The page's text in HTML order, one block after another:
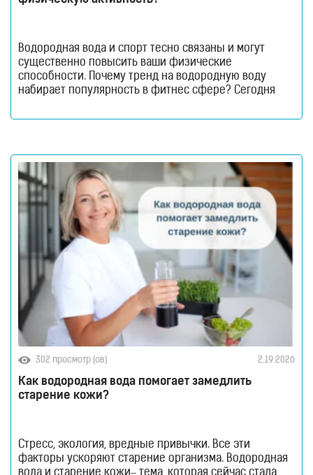
Водородная вода и спорт тесно связаны и могут
существенно повысить ваши физические
способности. Почему тренд на водородную воду
набирает популярность в фитнес сфере? Сегодня
физическую активность? Водородная вода и спорт —
302 просмотр (ов) 2.19.2026
Как водородная вода помогает замедлить
старение кожи?
Стресс, экология, вредные привычки. Все эти
факторы ускоряют старение организма. Водородная